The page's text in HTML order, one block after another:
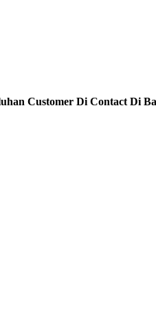
Customer Di Contact Di